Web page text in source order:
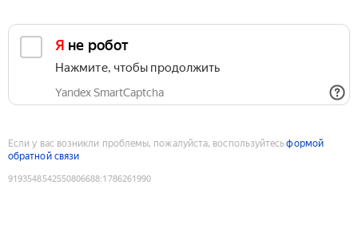
Я не робот
Нажмите, чтобы продолжить
Yandex SmartCaptcha
Если у вас возникли проблемы, пожалуйста, воспользуйтесьформой
обратной связи
9193548542550806688:1786261990